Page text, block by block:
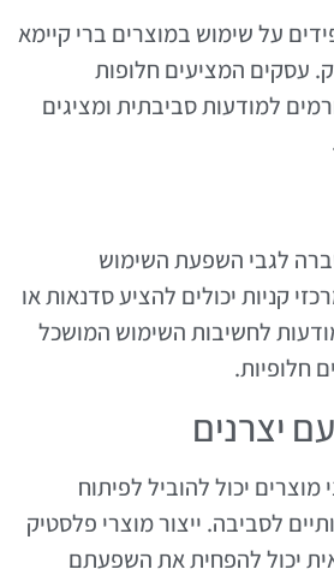
על שימוש במוצרים ברי קיימא
עסקים המציעים חלופות
למודעות סביבתית ומציגים
לגבי השפעת השימוש
קניות יכולים להציע סדנאות או
לחשיבות השימוש המושכל
חלופיות.
יצרנים
יכול להוביל לפיתוח
לסביבה. ייצור מוצרי פלסטיק
יכול להפחית את השפעתם